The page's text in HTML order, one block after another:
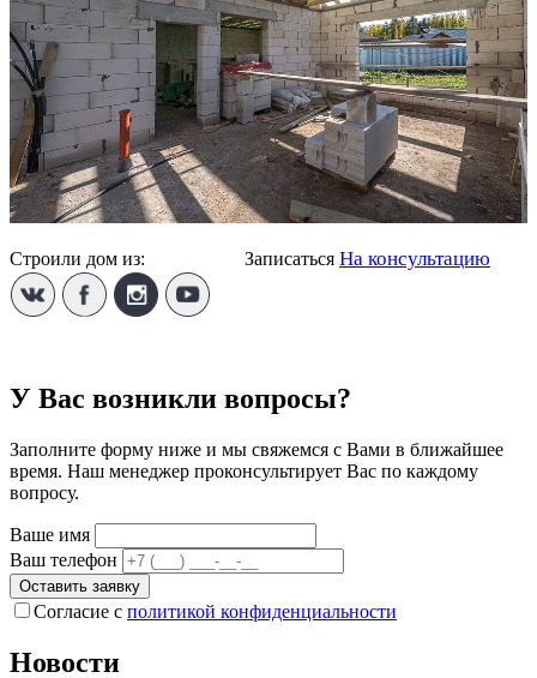
Строили дом из: Записаться На консультацию
У Вас возникли вопросы?
Заполните форму ниже и мы свяжемся с Вами в ближайшее
время. Наш менеджер проконсультирует Вас по каждому
вопросу.
Ваше имя
Ваш телефон
Оставить заявку
Согласие с политикой конфиденциальности
Новости